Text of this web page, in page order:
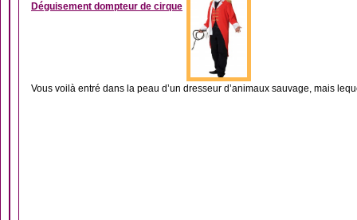
Déguisement dompteur de cirque
Vous voilà entré dans la peau d’un dresseur d’animaux sauvage, mais